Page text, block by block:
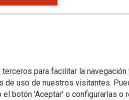
para facilitar la navegación
de uso de nuestros visitantes.
botón 'Aceptar' o configurarlas o
SECTORES Archivo documental y